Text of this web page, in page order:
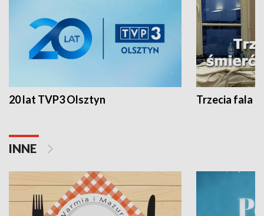
20 lat TVP3 Olsztyn Trzecia fala -
INNE